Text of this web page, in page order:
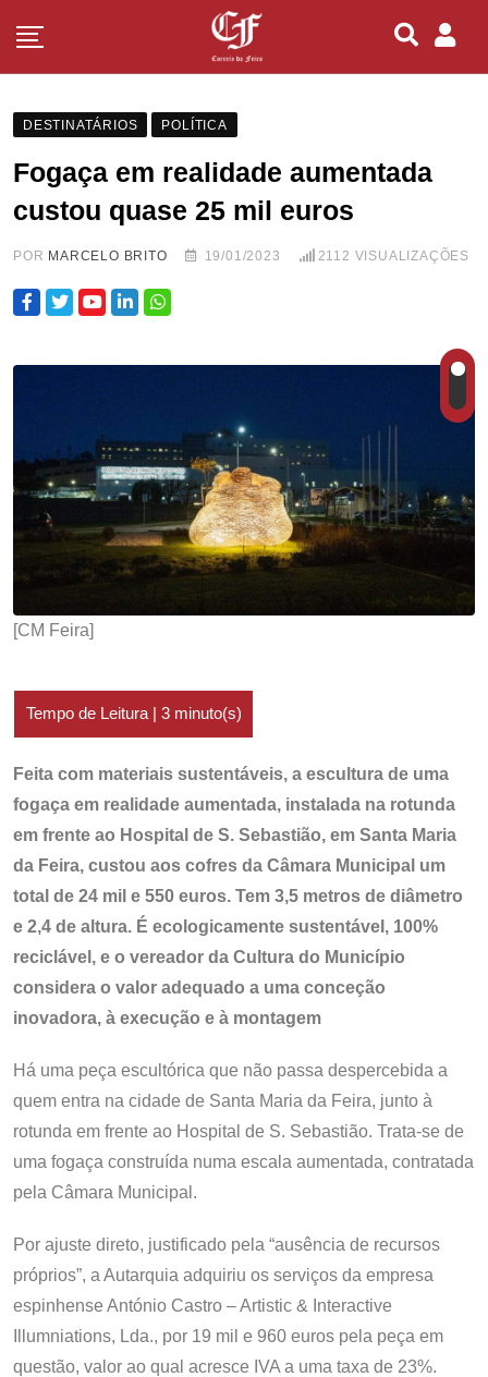
DESTINATÁRIOS POLÍTICA
Fogaça em realidade aumentada
custou quase 25 mil euros
POR MARCELO BRITO 19/01/2023 2112 VISUALIZAÇÕES
[CM Feira]
Feita com materiais sustentáveis, a escultura de uma
fogaça em realidade aumentada, instalada na rotunda
em frente ao Hospital de S. Sebastião, em Santa Maria
da Feira, custou aos cofres da Câmara Municipal um
total de 24 mil e 550 euros. Tem 3,5 metros de diâmetro
e 2,4 de altura. É ecologicamente sustentável, 100%
reciclável, e o vereador da Cultura do Município
considera o valor adequado a uma conceção
inovadora, à execução e à montagem
Há uma peça escultórica que não passa despercebida a
quem entra na cidade de Santa Maria da Feira, junto à
rotunda em frente ao Hospital de S. Sebastião. Trata-se de
uma fogaça construída numa escala aumentada, contratada
pela Câmara Municipal.
Por ajuste direto, justificado pela “ausência de recursos
próprios”, a Autarquia adquiriu os serviços da empresa
espinhense António Castro – Artistic & Interactive
Illumniations, Lda., por 19 mil e 960 euros pela peça em
questão, valor ao qual acresce IVA a uma taxa de 23%.